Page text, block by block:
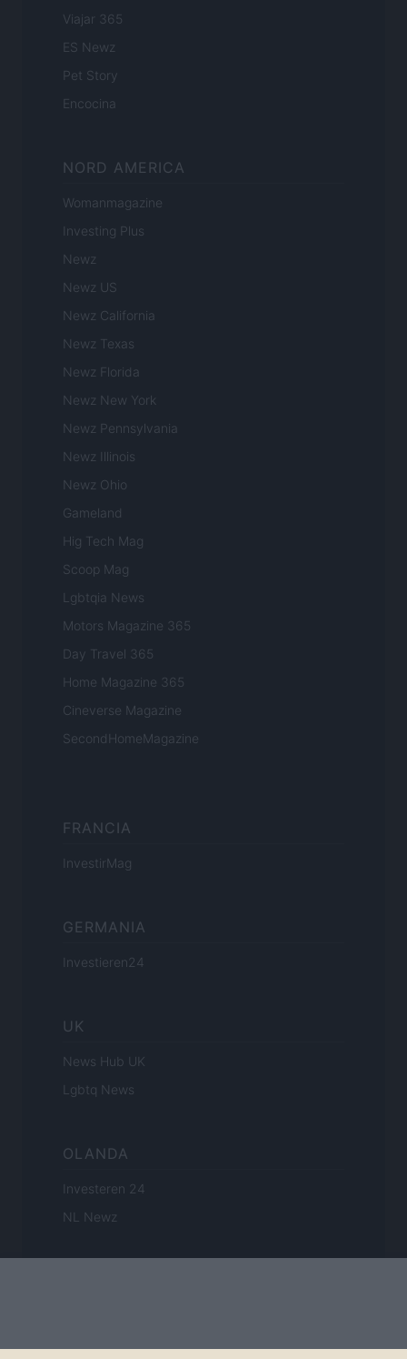
Viajar 365
ES Newz
Pet Story
Encocina
NORD AMERICA
Womanmagazine
Investing Plus
Newz
Newz US
Newz California
Newz Texas
Newz Florida
Newz New York
Newz Pennsylvania
Newz Illinois
Newz Ohio
Gameland
Hig Tech Mag
Scoop Mag
Lgbtqia News
Motors Magazine 365
Day Travel 365
Home Magazine 365
Cineverse Magazine
SecondHomeMagazine
FRANCIA
InvestirMag
GERMANIA
Investieren24
UK
News Hub UK
Lgbtq News
OLANDA
Investeren 24
NL Newz